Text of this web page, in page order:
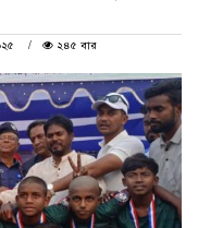
২৪৫ বার